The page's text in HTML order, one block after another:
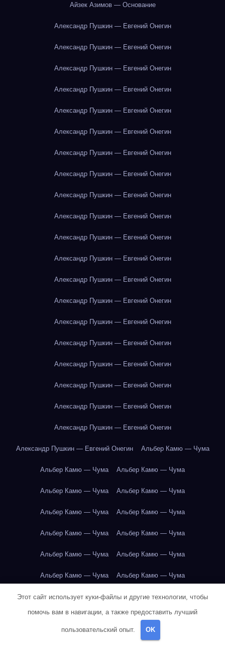
Айзек Азимов — Основание
Александр Пушкин — Евгений Онегин
Александр Пушкин — Евгений Онегин
Александр Пушкин — Евгений Онегин
Александр Пушкин — Евгений Онегин
Александр Пушкин — Евгений Онегин
Александр Пушкин — Евгений Онегин
Александр Пушкин — Евгений Онегин
Александр Пушкин — Евгений Онегин
Александр Пушкин — Евгений Онегин
Александр Пушкин — Евгений Онегин
Александр Пушкин — Евгений Онегин
Александр Пушкин — Евгений Онегин
Александр Пушкин — Евгений Онегин
Александр Пушкин — Евгений Онегин
Александр Пушкин — Евгений Онегин
Александр Пушкин — Евгений Онегин
Александр Пушкин — Евгений Онегин
Александр Пушкин — Евгений Онегин
Александр Пушкин — Евгений Онегин
Александр Пушкин — Евгений Онегин
Александр Пушкин — Евгений Онегин Альбер Камю — Чума
Альбер Камю — Чума Альбер Камю — Чума
Альбер Камю — Чума Альбер Камю — Чума
Альбер Камю — Чума Альбер Камю — Чума
Альбер Камю — Чума Альбер Камю — Чума
Альбер Камю — Чума Альбер Камю — Чума
Альбер Камю — Чума Альбер Камю — Чума
Альбер Камю — Чума Амстердам Амстердам Амстердам
Амстердам Амстердам Амстердам
Амстердам Амстердам
Этот сайт использует куки-файлы и другие технологии, чтобы
помочь вам в навигации, а также предоставить лучший
пользовательский опыт. OK